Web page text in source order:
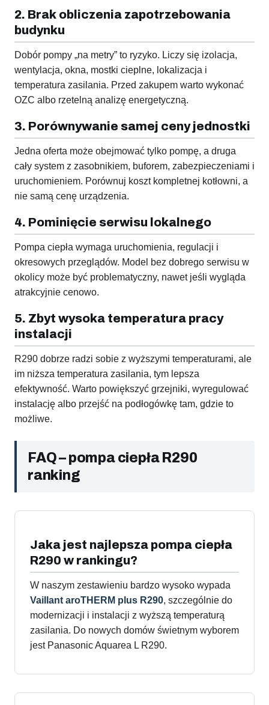
2. Brak obliczenia zapotrzebowania
budynku
Dobór pompy „na metry” to ryzyko. Liczy się izolacja,
wentylacja, okna, mostki cieplne, lokalizacja i
temperatura zasilania. Przed zakupem warto wykonać
OZC albo rzetelną analizę energetyczną.
3. Porównywanie samej ceny jednostki
Jedna oferta może obejmować tylko pompę, a druga
cały system z zasobnikiem, buforem, zabezpieczeniami i
uruchomieniem. Porównuj koszt kompletnej kotłowni, a
nie samą cenę urządzenia.
4. Pominięcie serwisu lokalnego
Pompa ciepła wymaga uruchomienia, regulacji i
okresowych przeglądów. Model bez dobrego serwisu w
okolicy może być problematyczny, nawet jeśli wygląda
atrakcyjnie cenowo.
5. Zbyt wysoka temperatura pracy
instalacji
R290 dobrze radzi sobie z wyższymi temperaturami, ale
im niższa temperatura zasilania, tym lepsza
efektywność. Warto powiększyć grzejniki, wyregulować
instalację albo przejść na podłogówkę tam, gdzie to
możliwe.
FAQ – pompa ciepła R290
ranking
Jaka jest najlepsza pompa ciepła
R290 w rankingu?
W naszym zestawieniu bardzo wysoko wypada
Vaillant aroTHERM plus R290, szczególnie do
modernizacji i instalacji z wyższą temperaturą
zasilania. Do nowych domów świetnym wyborem
jest Panasonic Aquarea L R290.